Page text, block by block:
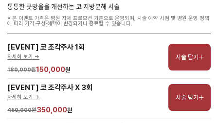
통통한 콧망울을 개선하는 코 지방분해 시술
※ 본 이벤트 가격은 병원 자체 프로모션 기준으로 운영되며, 시술 예약 시점 및 병원 운영 정책
에 따라 가격·구성·혜택이 변경되거나 종료될 수 있습니다.
[EVENT] 코 조각주사 1회
자세히 보기 ->
180,000원150,000원
시술 담기
[EVENT] 코 조각주사 X 3회
자세히 보기 ->
450,000원350,000원
시술 담기